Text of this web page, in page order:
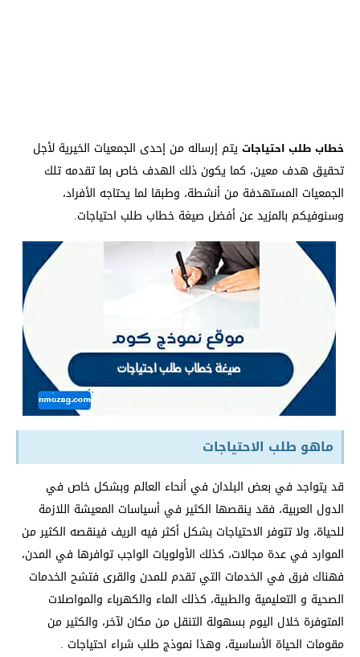
خطاب طلب احتياجات يتم إرساله من إحدى الجمعيات الخيرية لأجل
تحقيق هدف معين، كما يكون ذلك الهدف خاص بما تقدمه تلك
الجمعيات المستهدفة من أنشطة، وطبقا لما يحتاجه الأفراد،
وسنوفيكم بالمزيد عن أفضل صيغة خطاب طلب احتياجات.
ماهو طلب الاحتياجات
قد يتواجد في بعض البلدان في أنحاء العالم وبشكل خاص في
الدول العربية، فقد ينقصها الكثير في أسياسات المعيشة اللازمة
للحياة، ولا تتوفر الاحتياجات بشكل أكثر فيه الريف فينقصه الكثير من
الموارد في عدة مجالات، كذلك الأولويات الواجب توافرها في المدن،
فهناك فرق في الخدمات التي تقدم للمدن والقرى فتشح الخدمات
الصحية و التعليمية والطبية، كذلك الماء والكهرباء والمواصلات
المتوفرة خلال اليوم بسهولة التنقل من مكان لآخر، والكثير من
مقومات الحياة الأساسية، وهذا نموذج طلب شراء احتياجات .